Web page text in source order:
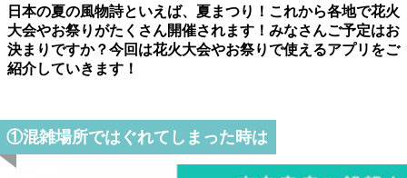
日本の夏の風物詩といえば、夏まつり！これから各地で花火
大会やお祭りがたくさん開催されます！みなさんご予定はお
決まりですか？今回は花火大会やお祭りで使えるアプリをご
紹介していきます！
①混雑場所ではぐれてしまった時は